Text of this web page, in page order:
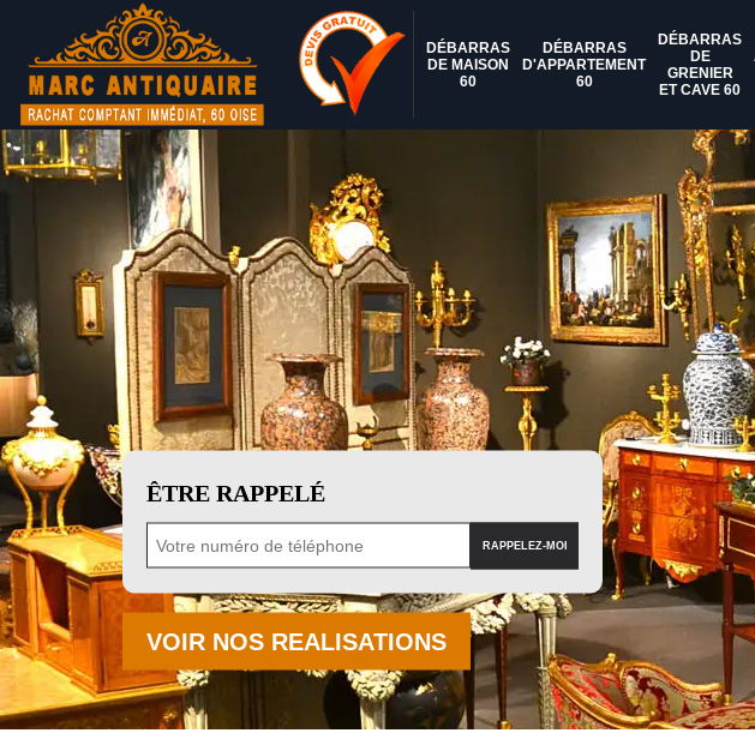
DÉBARRAS
DE MAISON
60
DÉBARRAS
D'APPARTEMENT
60
DÉBARRAS
DE
GRENIER
ET CAVE 60
ÊTRE RAPPELÉ
VOIR NOS REALISATIONS